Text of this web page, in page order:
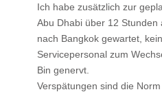
Ich habe zusätzlich zur
Abu Dhabi über 12 Stunden
nach Bangkok gewartet,
Servicepersonal zum
Bin genervt.
Verspätungen sind die Norm